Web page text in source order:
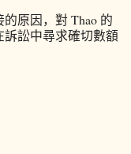
原因，對 Thao 的
訟中尋求確切數額